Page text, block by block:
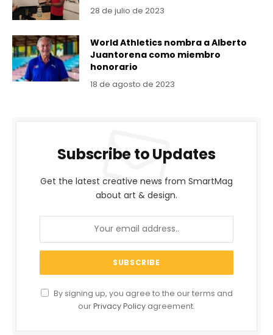
28 de julio de 2023
World Athletics nombra a Alberto
Juantorena como miembro
honorario
18 de agosto de 2023
Subscribe to Updates
Get the latest creative news from SmartMag
about art & design.
By signing up, you agree to the our terms and
ourPrivacy Policy agreement.